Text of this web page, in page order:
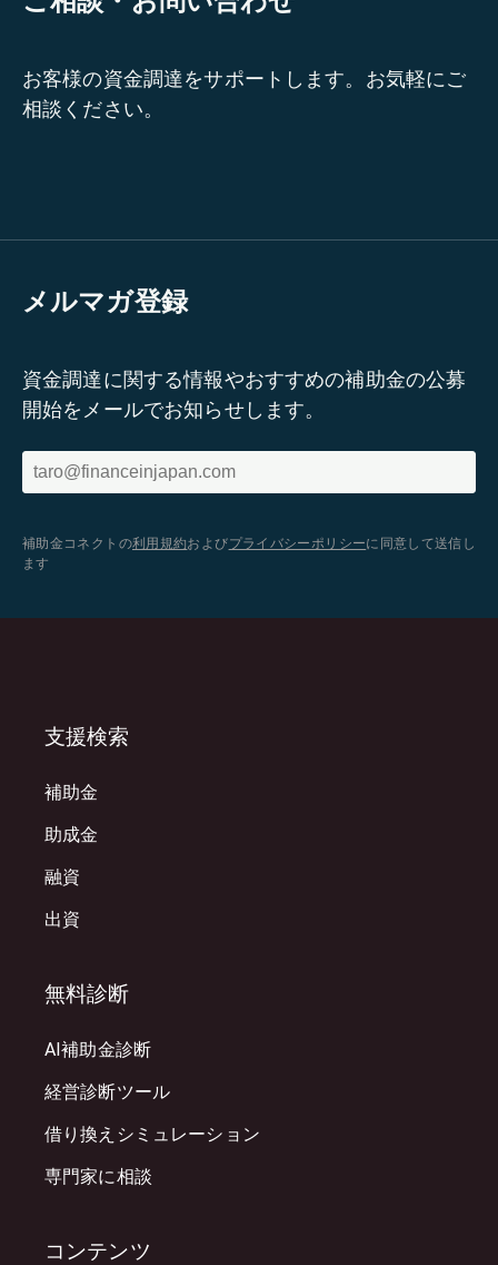
お客様の資金調達をサポートします。お気軽にご
相談ください。
メルマガ登録
資金調達に関する情報やおすすめの補助金の公募
開始をメールでお知らせします。
補助金コネクトの利用規約およびプライバシーポリシーに同意して送信し
ます
支援検索
補助金
助成金
融資
出資
無料診断
AI補助金診断
経営診断ツール
借り換えシミュレーション
専門家に相談
コンテンツ